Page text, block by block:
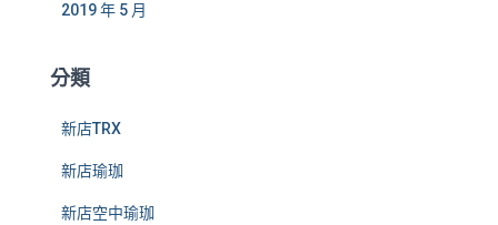
2019 年 5 月
分類
新店TRX
新店瑜珈
新店空中瑜珈